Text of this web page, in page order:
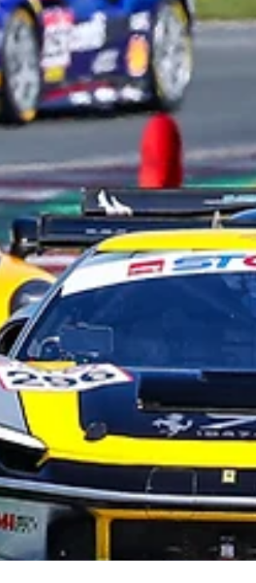
Führung und b